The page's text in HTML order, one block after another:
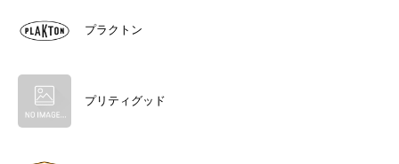
プラクトン
プリティグッド